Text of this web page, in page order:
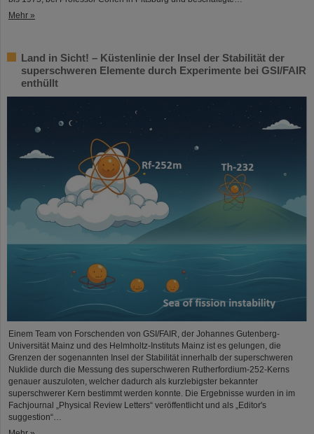
Mehr »
Land in Sicht! – Küstenlinie der Insel der Stabilität der
superschweren Elemente durch Experimente bei GSI/FAIR
enthüllt
Einem Team von Forschenden von GSI/FAIR, der Johannes Gutenberg-
Universität Mainz und des Helmholtz-Instituts Mainz ist es gelungen, die
Grenzen der sogenannten Insel der Stabilität innerhalb der superschweren
Nuklide durch die Messung des superschweren Rutherfordium-252-Kerns
genauer auszuloten, welcher dadurch als kurzlebigster bekannter
superschwerer Kern bestimmt werden konnte. Die Ergebnisse wurden in im
Fachjournal „Physical Review Letters“ veröffentlicht und als „Editor's
suggestion“…